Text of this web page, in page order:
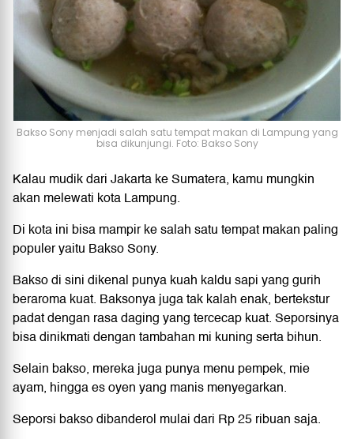
Bakso Sony menjadi salah satu tempat makan di Lampung yang
bisa dikunjungi. Foto: Bakso Sony
Kalau mudik dari Jakarta ke Sumatera, kamu mungkin
akan melewati kota Lampung.
Di kota ini bisa mampir ke salah satu tempat makan paling
populer yaitu Bakso Sony.
Bakso di sini dikenal punya kuah kaldu sapi yang gurih
beraroma kuat. Baksonya juga tak kalah enak, bertekstur
padat dengan rasa daging yang tercecap kuat. Seporsinya
bisa dinikmati dengan tambahan mi kuning serta bihun.
Selain bakso, mereka juga punya menu pempek, mie
ayam, hingga es oyen yang manis menyegarkan.
Seporsi bakso dibanderol mulai dari Rp 25 ribuan saja.